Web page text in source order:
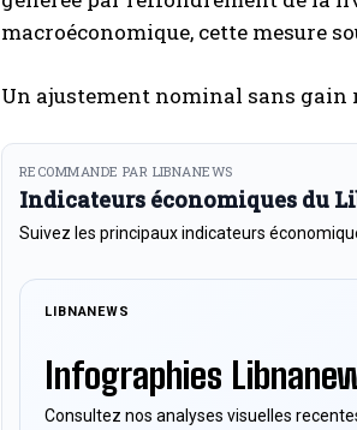
macroéconomique, cette mesure
Un ajustement nominal sans gain
RECOMMANDE PAR LIBNANEWS
Indicateurs économiques du
Suivez les principaux indicateurs
LIBNANEWS
Infographies
Consultez nos analyses visuelles